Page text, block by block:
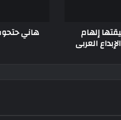
إلهام
العربى
هاني